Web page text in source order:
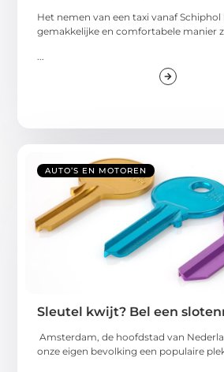
Het nemen van een taxi vanaf Schiphol
gemakkelijke en comfortabele manier
...
AUTO’S EN MOTOREN
Sleutel kwijt? Bel een
Amsterdam, de hoofdstad van
onze eigen bevolking een populaire